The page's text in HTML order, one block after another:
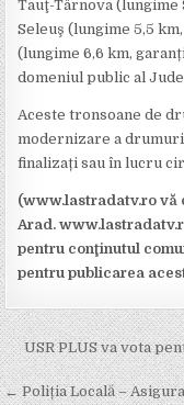
Tauţ-Târnova (lungime
Seleuş (lungime 5,5
(lungime 6,6 km,
domeniul public al
Aceste tronsoane de
modernizare a
finalizați sau în lucru
(www.lastradatv.ro vă
Arad.
pentru conţinutul
pentru publicarea
Post
navigation
USR PLUS va vota
← Poliția Locală –